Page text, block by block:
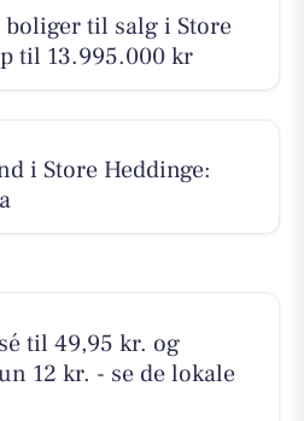
boliger til salg i Store
til 13.995.000 kr
i Store Heddinge:
til 49,95 kr. og
12 kr. - se de lokale